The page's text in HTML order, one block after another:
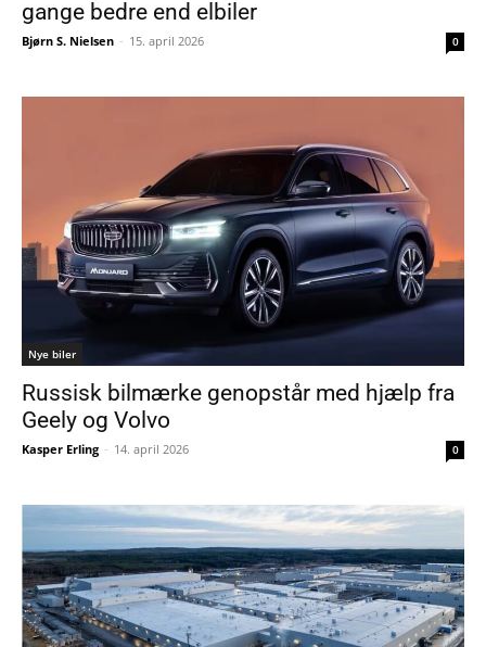
gange bedre end elbiler
Bjørn S. Nielsen - 15. april 2026 0
Nye biler
Russisk bilmærke genopstår med hjælp fra
Geely og Volvo
Kasper Erling - 14. april 2026 0